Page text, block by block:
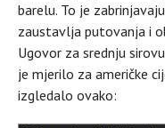
barelu. To je
zaustavlja putovanja i
Ugovor za srednju
je mjerilo za američke
izgledalo ovako: